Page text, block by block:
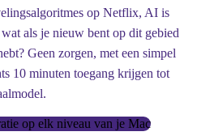
op Netflix, AI is
als je nieuw bent op dit gebied
Geen zorgen, met een simpel
10 minuten toegang krijgen tot
op elk niveau van je Mac